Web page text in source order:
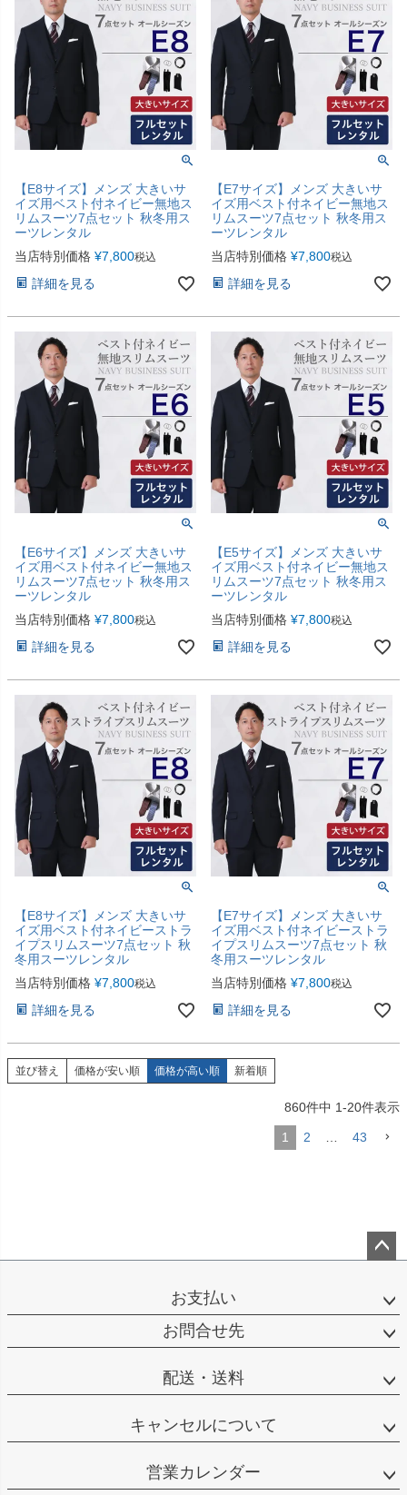
【E8サイズ】メンズ 大きいサ
イズ用ベスト付ネイビー無地ス
リムスーツ7点セット 秋冬用ス
ーツレンタル
当店特別価格 ¥7,800税込
詳細を見る
【E7サイズ】メンズ 大きいサ
イズ用ベスト付ネイビー無地ス
リムスーツ7点セット 秋冬用ス
ーツレンタル
当店特別価格 ¥7,800税込
詳細を見る
【E6サイズ】メンズ 大きいサ
イズ用ベスト付ネイビー無地ス
リムスーツ7点セット 秋冬用ス
ーツレンタル
当店特別価格 ¥7,800税込
詳細を見る
【E5サイズ】メンズ 大きいサ
イズ用ベスト付ネイビー無地ス
リムスーツ7点セット 秋冬用ス
ーツレンタル
当店特別価格 ¥7,800税込
詳細を見る
【E8サイズ】メンズ 大きいサ
イズ用ベスト付ネイビーストラ
イプスリムスーツ7点セット 秋
冬用スーツレンタル
当店特別価格 ¥7,800税込
詳細を見る
【E7サイズ】メンズ 大きいサ
イズ用ベスト付ネイビーストラ
イプスリムスーツ7点セット 秋
冬用スーツレンタル
当店特別価格 ¥7,800税込
詳細を見る
並び替え 価格が安い順 価格が高い順 新着順
860件中 1-20件表示
1 2 43
ップ
お支払い
お問合せ先
配送・送料
キャンセルについて
営業カレンダー